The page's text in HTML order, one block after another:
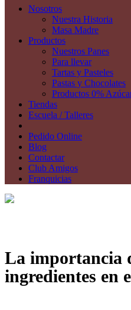
Nosotros
Nuestra Historia
Masa Madre
Productos
Nuestros Panes
Para llevar
Tartas y Pasteles
Pastas y Chocolates
Productos 0%
Tiendas
Escuela / Talleres
Pedido Online
Blog
Contactar
Club Amigos
Franquicias
La importancia
ingredientes en